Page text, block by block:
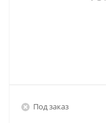
Под заказ